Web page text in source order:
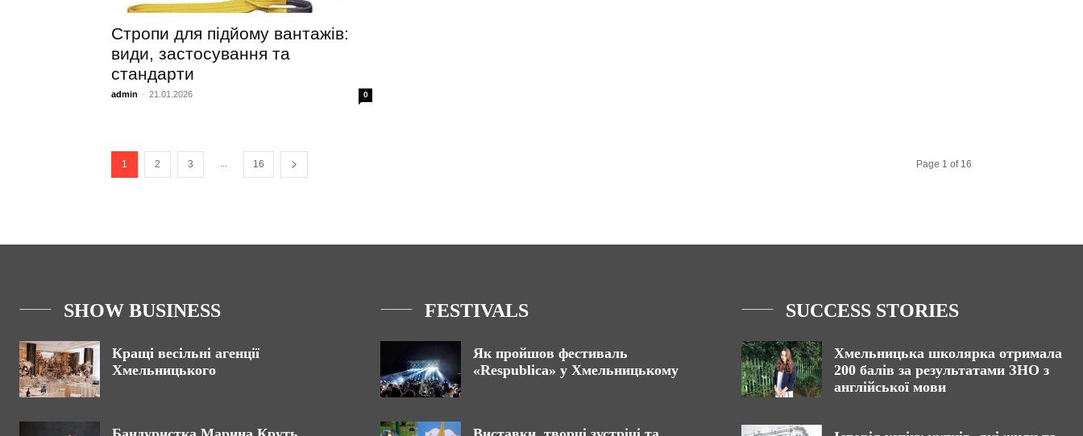
Стропи для підйому вантажів:
види, застосування та
стандарти
admin - 21.01.2026 0
1 2 3 ... 16 Page 1 of 16
SHOW BUSINESS
Кращі весільні агенції
Хмельницького
FESTIVALS
Як пройшов фестиваль
«Respublica» у Хмельницькому
SUCCESS STORIES
Хмельницька школярка отримала
200 балів за результатами ЗНО з
англійської мови